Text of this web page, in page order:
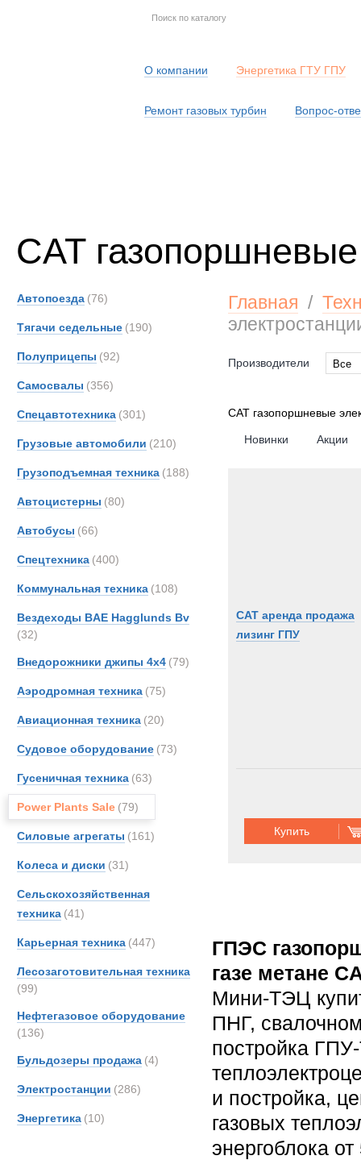
О компании Энергетика ГТУ ГПУ
Ремонт газовых турбин Вопрос-
CAT
Автопоезда (76)
Тягачи седельные (190)
Полуприцепы (92)
Самосвалы (356)
Спецавтотехника (301)
Грузовые автомобили (210)
Грузоподъемная техника (188)
Автоцистерны (80)
Автобусы (66)
Спецтехника (400)
Коммунальная техника (108)
Вездеходы BAE Hagglunds Bv
(32)
Внедорожники джипы 4х4 (79)
Аэродромная техника (75)
Авиационная техника (20)
Судовое оборудование (73)
Гусеничная техника (63)
Power Plants Sale (79)
Силовые агрегаты (161)
Колеса и диски (31)
Сельскохозяйственная
техника (41)
Карьерная техника (447)
Лесозаготовительная техника
(99)
Нефтегазовое оборудование
(136)
Бульдозеры продажа (4)
Электростанции (286)
Энергетика (10)
Главная /
Производители
Все
CAT газопоршневые
Новинки Акции
CAT аренда продажа
лизинг ГПУ
Купить
ГПЭС
газе метане
Мини-ТЭЦ
ПНГ,
постройка
и постройка,
газовых
энергоблока